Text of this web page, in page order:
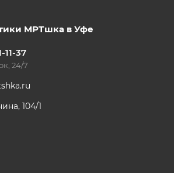
МРТшка в Уфе
11-37
24/7
104/1